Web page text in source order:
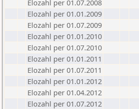
Elozahl per 01.07.2008
Elozahl per 01.01.2009
Elozahl per 01.07.2009
Elozahl per 01.01.2010
Elozahl per 01.07.2010
Elozahl per 01.01.2011
Elozahl per 01.07.2011
Elozahl per 01.01.2012
Elozahl per 01.04.2012
Elozahl per 01.07.2012